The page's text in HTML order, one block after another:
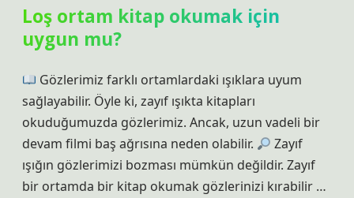
Loş ortam kitap okumak için
uygun mu?
Gözlerimiz farklı ortamlardaki ışıklara uyum
sağlayabilir. Öyle ki, zayıf ışıkta kitapları
okuduğumuzda gözlerimiz. Ancak, uzun vadeli bir
devam filmi baş ağrısına neden olabilir.
Zayıf
ışığın gözlerimizi bozması mümkün değildir. Zayıf
bir ortamda bir kitap okumak gözlerinizi kırabilir …